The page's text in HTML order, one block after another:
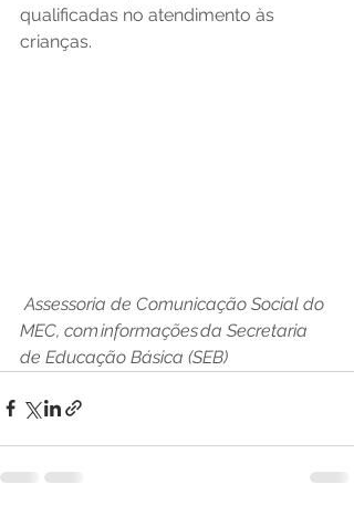
qualificadas no atendimento às
crianças.
Assessoria de Comunicação Social do
MEC, com informações da Secretaria
de Educação Básica (SEB)